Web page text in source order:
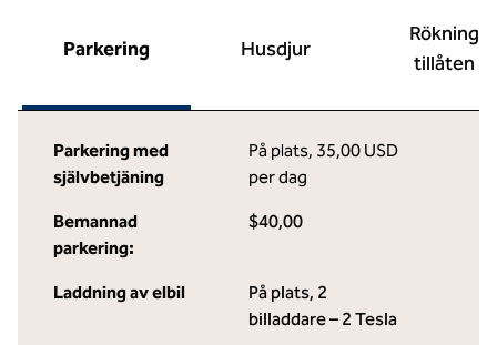
Parkering Husdjur
Rökning
tillåten
Parkering med
självbetjäning
På plats, 35,00 USD
per dag
Bemannad
parkering:
$40,00
Laddning av elbil På plats, 2
billaddare – 2 Tesla